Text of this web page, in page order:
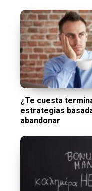
¿Te cuesta
estrategias
abandonar